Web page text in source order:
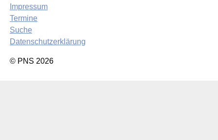
Impressum
Termine
Suche
Datenschutzerklärung
© PNS 2026